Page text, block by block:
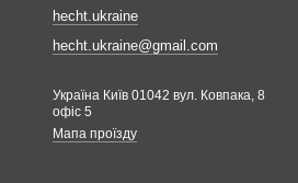
hecht.ukraine
hecht.ukraine@gmail.com
Україна Київ 01042 вул. Ковпака, 8
офіс 5
Мапа проїзду